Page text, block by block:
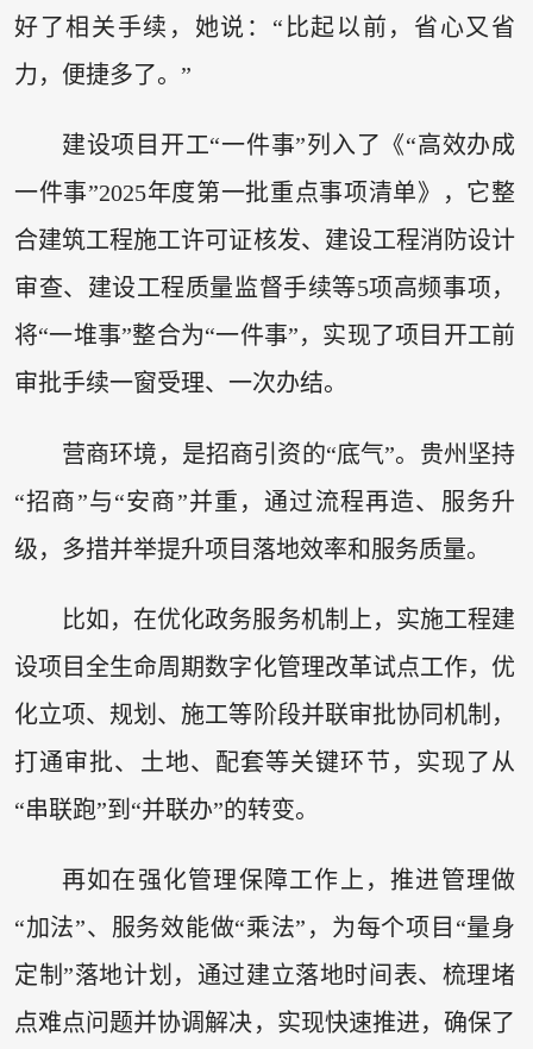
好了相关手续，她说：“比起以前，省心又省
力，便捷多了。”
建设项目开工“一件事”列入了《“高效办成
一件事”2025年度第一批重点事项清单》，它整
合建筑工程施工许可证核发、建设工程消防设计
审查、建设工程质量监督手续等5项高频事项，
将“一堆事”整合为“一件事”，实现了项目开工前
审批手续一窗受理、一次办结。
营商环境，是招商引资的“底气”。贵州坚持
“招商”与“安商”并重，通过流程再造、服务升
级，多措并举提升项目落地效率和服务质量。
比如，在优化政务服务机制上，实施工程建
设项目全生命周期数字化管理改革试点工作，优
化立项、规划、施工等阶段并联审批协同机制，
打通审批、土地、配套等关键环节，实现了从
“串联跑”到“并联办”的转变。
再如在强化管理保障工作上，推进管理做
“加法”、服务效能做“乘法”，为每个项目“量身
定制”落地计划，通过建立落地时间表、梳理堵
点难点问题并协调解决，实现快速推进，确保了